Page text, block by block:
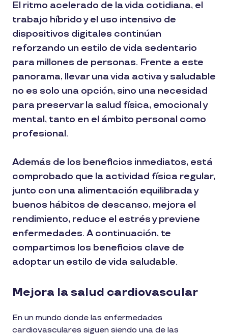
El ritmo acelerado de la vida cotidiana, el
trabajo híbrido y el uso intensivo de
dispositivos digitales continúan
reforzando un estilo de vida sedentario
para millones de personas. Frente a este
panorama, llevar una vida activa y saludable
no es solo una opción, sino una necesidad
para preservar la salud física, emocional y
mental, tanto en el ámbito personal como
profesional.
Además de los beneficios inmediatos, está
comprobado que la actividad física regular,
junto con una alimentación equilibrada y
buenos hábitos de descanso, mejora el
rendimiento, reduce el estrés y previene
enfermedades. A continuación, te
compartimos los beneficios clave de
adoptar un estilo de vida saludable.
Mejora la salud cardiovascular
En un mundo donde las enfermedades
cardiovasculares siguen siendo una de las